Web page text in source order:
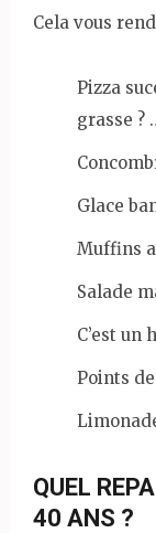
Cela vous
Pizza
grasse ?
Glace
Muffins
Salade
C’est un
Points
QUEL
40 ANS ?